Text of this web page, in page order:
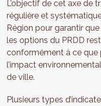
L’objectif de cet axe de
régulière et
Région pour garantir
les options du PRDD
conformément à ce que
l’impact
de ville.
Plusieurs types